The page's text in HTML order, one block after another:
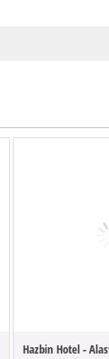
Hazbin Hotel -